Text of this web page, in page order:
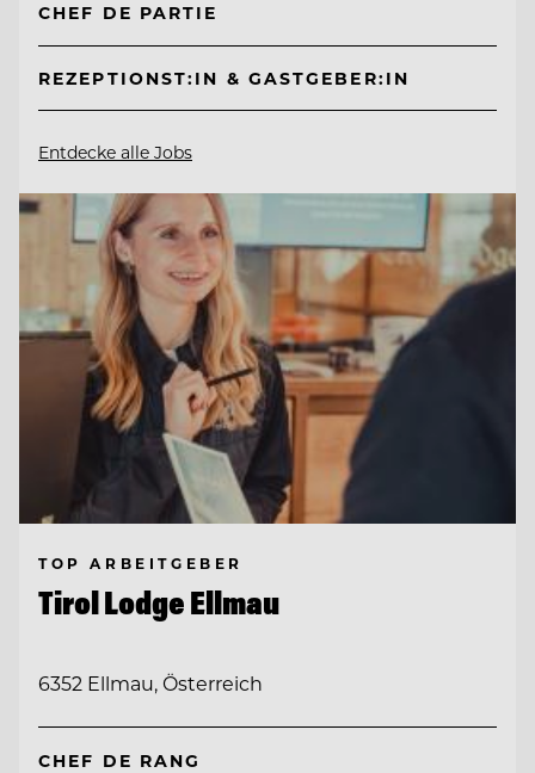
CHEF DE PARTIE
REZEPTIONST:IN & GASTGEBER:IN
Entdecke alle Jobs
TOP ARBEITGEBER
Tirol Lodge Ellmau
6352 Ellmau, Österreich
CHEF DE RANG